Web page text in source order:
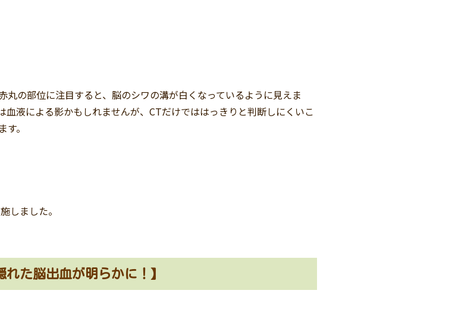
丸の部位に注目すると、脳のシワの溝が白くなっているように見えま
血液による影かもしれませんが、CTだけでははっきりと判断しにくいこ
す。
しました。
れた脳出血が明らかに！】